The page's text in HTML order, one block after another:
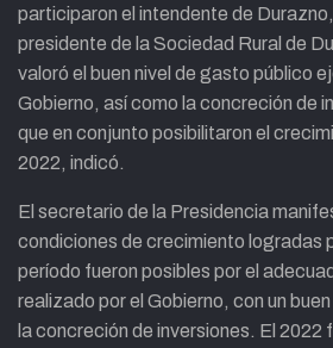
participaron el intendente de
presidente de la Sociedad Rural de
valoró el buen nivel de gasto público
Gobierno, así como la concreción de
que en conjunto posibilitaron el
2022, indicó.
El secretario de la Presidencia
condiciones de crecimiento logradas
período fueron posibles por el
realizado por el Gobierno, con un
la concreción de inversiones. El 2022